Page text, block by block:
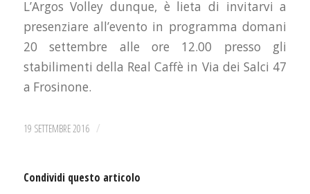
L’Argos Volley dunque, è lieta di invitarvi a
presenziare all’evento in programma domani
20 settembre alle ore 12.00 presso gli
stabilimenti della Real Caffè in Via dei Salci 47
a Frosinone.
19 SETTEMBRE 2016 /
Condividi questo articolo